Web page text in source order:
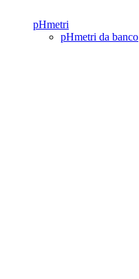
pHmetri
pHmetri da banco